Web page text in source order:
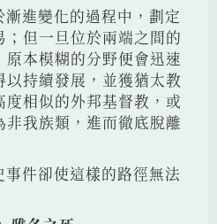
進變化的過程中，劃定
但一旦位於兩端之間的
原本模糊的分野便會迅速
持續發展，並獲猶太教
相似的外邦基督教，或
我族類，進而徹底脫離
件卻使這樣的路徑無法